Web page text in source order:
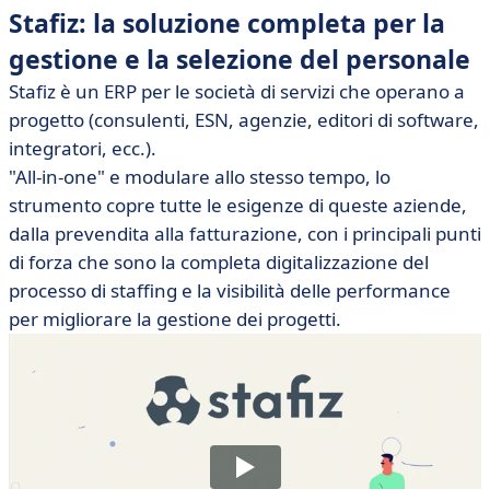
Stafiz: la soluzione completa per la
gestione e la selezione del personale
Stafiz è un ERP per le società di servizi che operano a
progetto (consulenti, ESN, agenzie, editori di software,
integratori, ecc.).
"All-in-one" e modulare allo stesso tempo, lo
strumento copre tutte le esigenze di queste aziende,
dalla prevendita alla fatturazione, con i principali punti
di forza che sono la completa digitalizzazione del
processo di staffing e la visibilità delle performance
per migliorare la gestione dei progetti.